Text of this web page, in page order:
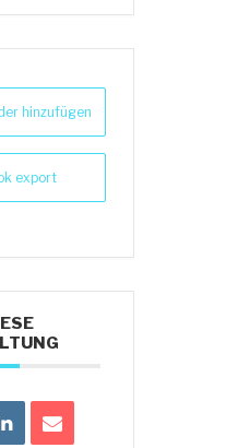
hinzufügen
export